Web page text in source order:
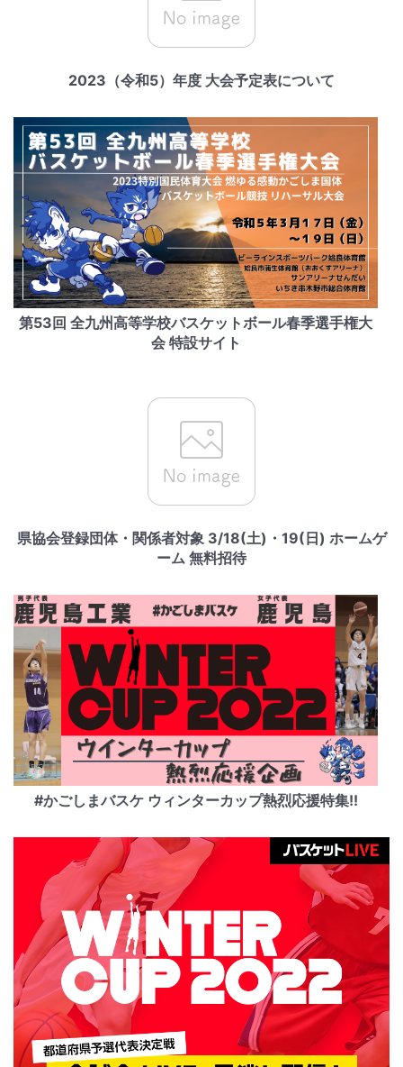
2023（令和5）年度 大会予定表について
第53回 全九州高等学校バスケットボール春季選手権大
会 特設サイト
県協会登録団体・関係者対象 3/18(土)・19(日) ホームゲ
ーム 無料招待
#かごしまバスケ ウィンターカップ熱烈応援特集!!